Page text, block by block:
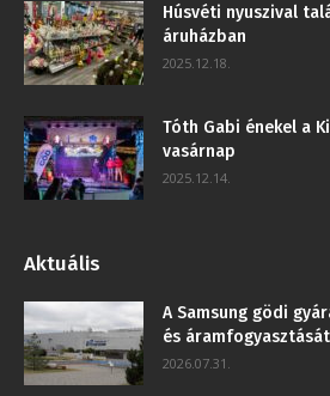
Húsvéti nyuszival
áruházban
2025.12.18.
Tóth Gabi énekel a
vasárnap
2025.12.14.
Aktuális
A Samsung gödi
és áramfogyasztását
2026.07.31.